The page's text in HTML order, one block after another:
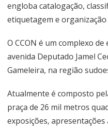
engloba catalogação,
etiquetagem e organização
O CCON é um complexo
avenida Deputado Jamel
Gameleira, na região
Atualmente é composto
praça de 26 mil metros
exposições,